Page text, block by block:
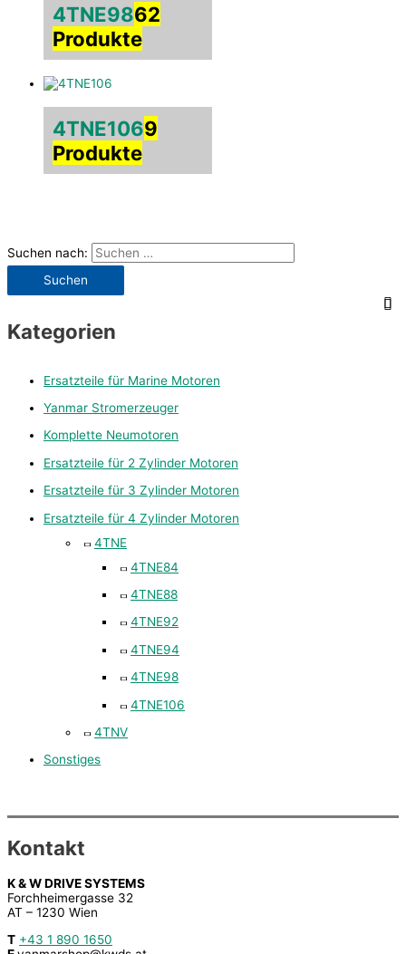
Suchen nach:
Kategorien
Ersatzteile für Marine Motoren
Yanmar Stromerzeuger
Komplette Neumotoren
Ersatzteile für 2 Zylinder Motoren
Ersatzteile für 3 Zylinder Motoren
Ersatzteile für 4 Zylinder Motoren
4TNE
4TNE84
4TNE88
4TNE92
4TNE94
4TNE98
4TNE106
4TNV
Sonstiges
4TNE9862
Produkte
4TNE1069
Produkte
Kontakt
K & W DRIVE SYSTEMS
Forchheimergasse 32
AT – 1230 Wien
T +43 1 890 1650